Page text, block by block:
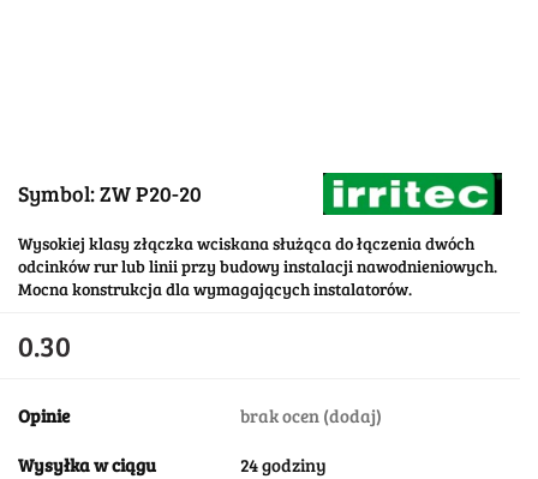
Symbol:ZW P20-20
Wysokiej klasy złączka wciskana służąca do łączenia dwóch
odcinków rur lub linii przy budowy instalacji nawodnieniowych.
Mocna konstrukcja dla wymagających instalatorów.
0.30
Opinie brak ocen (dodaj)
Wysyłka w ciągu 24 godziny